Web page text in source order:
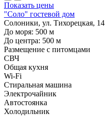
Показать цены
"Соло" гостевой дом
Солоники, ул. Тихорецкая, 14
До моря: 500 м
До центра: 500 м
Размещение с питомцами
СВЧ
Общая кухня
Wi-Fi
Стиральная машина
Электрочайник
Автостоянка
Холодильник